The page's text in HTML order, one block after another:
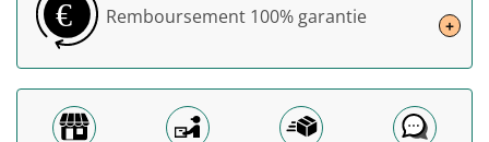
€ Remboursement 100% garantie +